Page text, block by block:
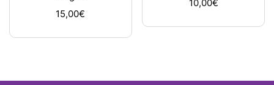
15,00€
10,00€